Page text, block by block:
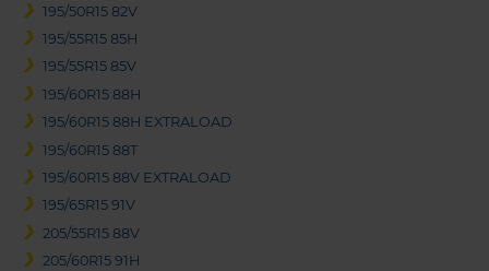
195/50R15 82V
195/55R15 85H
195/55R15 85V
195/60R15 88H
195/60R15 88H EXTRALOAD
195/60R15 88T
195/60R15 88V EXTRALOAD
195/65R15 91V
205/55R15 88V
205/60R15 91H